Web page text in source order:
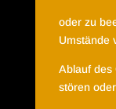
oder zu
Umstände
Ablauf des
stören